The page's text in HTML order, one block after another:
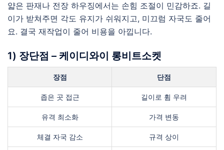
얇은 판재나 전장 하우징에서는 손힘 조절이 민감하죠. 길
이가 받쳐주면 각도 유지가 쉬워지고, 미끄럼 자국도 줄어
요. 결국 재작업이 줄어 비용을 아낍니다.
1) 장단점 – 케이디와이 롱비트소켓
장점 단점
좁은 곳 접근 길이로 휨 우려
유격 최소화 가격 변동
체결 자국 감소 규격 상이